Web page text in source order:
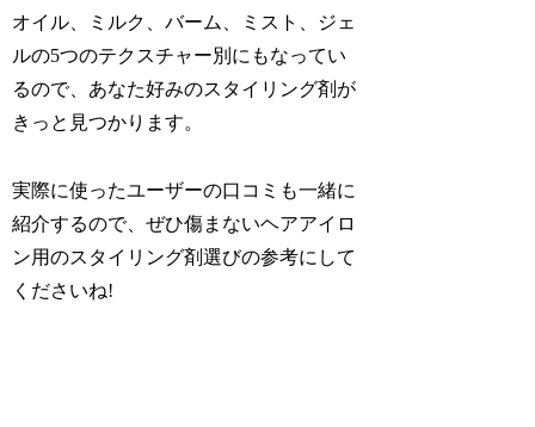
オイル、ミルク、バーム、ミスト、ジェ
ルの5つのテクスチャー別にもなってい
るので、あなた好みのスタイリング剤が
きっと見つかります。
実際に使ったユーザーの口コミも一緒に
紹介するので、ぜひ傷まないヘアアイロ
ン用のスタイリング剤選びの参考にして
くださいね!